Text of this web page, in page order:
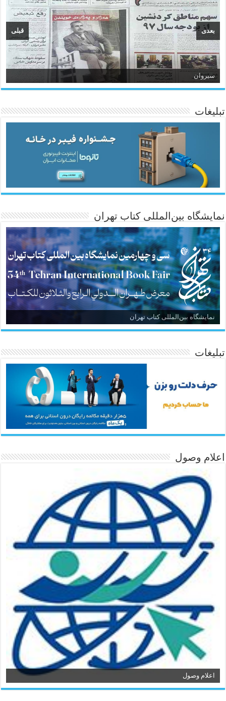
سیروان
ئاژانسی هەواڵی مێهر
قبلی بعدی
تبلیغات
نمایشگاه بین‌المللی کتاب تهران
نمایشگاه بین‌المللی کتاب تهران
تبلیغات
اعلام وصول
اعلام وصول